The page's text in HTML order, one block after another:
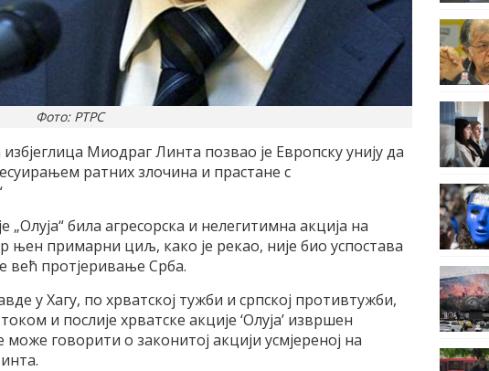
Фото: РТРС
Миодраг Линта позвао је Европску унију да
ратних злочина и прастане с
„Олуја“ била агресорска и нелегитимна акција на
њен примарни циљ, како је рекао, није био успостава
већ протјеривање Срба.
у Хагу, по хрватској тужби и српској противтужби,
и послије хрватске акције ‘Олуја’ извршен
говорити о законитој акцији усмјереној на